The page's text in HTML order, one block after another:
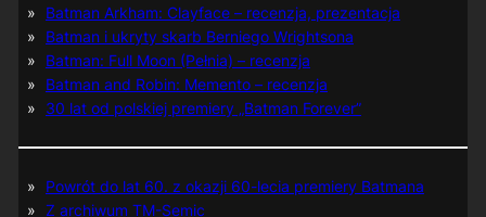
Batman Arkham: Clayface – recenzja, prezentacja
Batman i ukryty skarb Berniego Wrightsona
Batman: Full Moon (Pełnia) – recenzja
Batman and Robin: Memento – recenzja
30 lat od polskiej premiery „Batman Forever”
Powrót do lat 60. z okazji 60-lecia premiery Batmana
Z archiwum TM-Semic